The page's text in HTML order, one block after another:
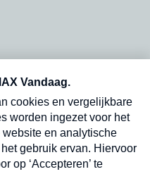
dinsdagochtend in
Verzend